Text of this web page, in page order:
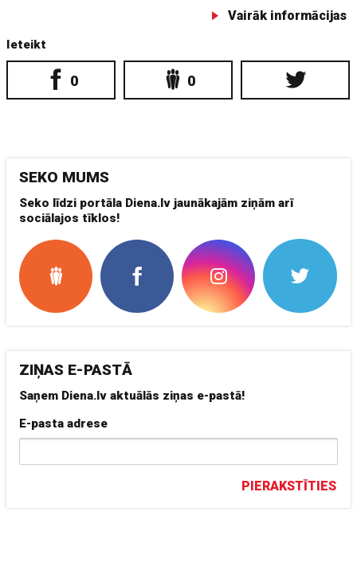
Vairāk informācijas
Ieteikt
0 0
SEKO MUMS
Seko līdzi portāla Diena.lv jaunākajām ziņām arī
sociālajos tīklos!
ZIŅAS E-PASTĀ
Saņem Diena.lv aktuālās ziņas e-pastā!
E-pasta adrese
PIERAKSTĪTIES